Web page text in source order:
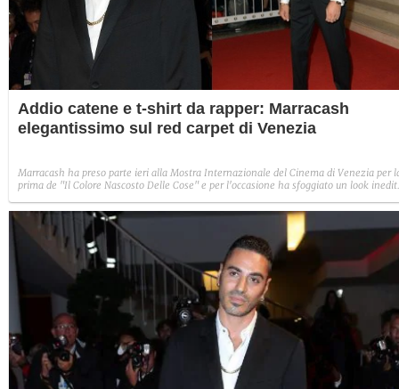
Addio catene e t-shirt da rapper: Marracash
elegantissimo sul red carpet di Venezia
Marracash ha preso parte ieri alla Mostra Internazionale del Cinema di Venezia per
prima de "Il Colore Nascosto Delle Cose" e per l'occasione ha sfoggiato un look
classico elegantissimo firmato Versace.